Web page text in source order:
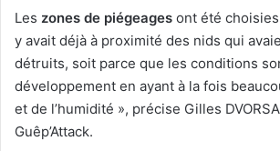
Les zones de piégeages ont été
y avait déjà à proximité des nids qui
détruits, soit parce que les conditions
développement en ayant à la fois
et de l’humidité », précise Gilles
Guêp’Attack.